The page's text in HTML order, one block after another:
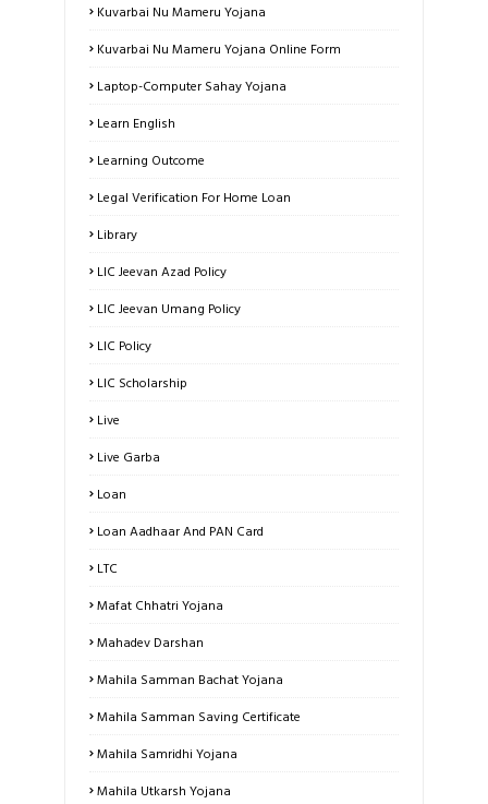
Kuvarbai Nu Mameru Yojana
Kuvarbai Nu Mameru Yojana Online Form
Laptop-Computer Sahay Yojana
Learn English
Learning Outcome
Legal Verification For Home Loan
Library
LIC Jeevan Azad Policy
LIC Jeevan Umang Policy
LIC Policy
LIC Scholarship
Live
Live Garba
Loan
Loan Aadhaar And PAN Card
LTC
Mafat Chhatri Yojana
Mahadev Darshan
Mahila Samman Bachat Yojana
Mahila Samman Saving Certificate
Mahila Samridhi Yojana
Mahila Utkarsh Yojana